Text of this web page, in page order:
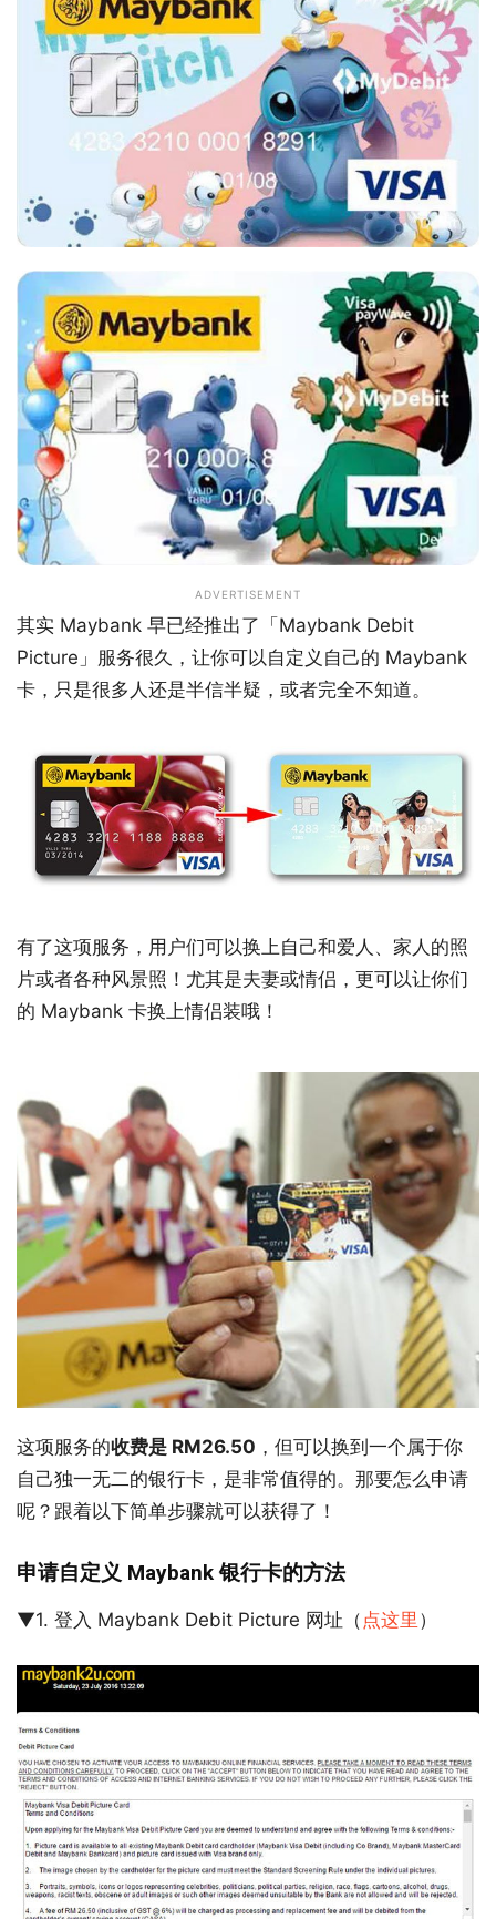
ADVERTISEMENT
其实 Maybank 早已经推出了「Maybank Debit
Picture」服务很久，让你可以自定义自己的 Maybank
卡，只是很多人还是半信半疑，或者完全不知道。
有了这项服务，用户们可以换上自己和爱人、家人的照
片或者各种风景照！尤其是夫妻或情侣，更可以让你们
的 Maybank 卡换上情侣装哦！
这项服务的收费是 RM26.50 ，但可以换到一个属于你
自己独一无二的银行卡，是非常值得的。那要怎么申请
呢？跟着以下简单步骤就可以获得了！
申请自定义 Maybank 银行卡的方法
▼1. 登入 Maybank Debit Picture 网址（ 点这里 ）